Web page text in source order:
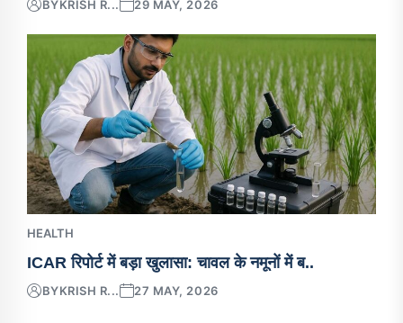
BYKRISH R... 29 MAY, 2026
HEALTH
ICAR रिपोर्ट में बड़ा खुलासा: चावल के नमूनों में ब..
BYKRISH R... 27 MAY, 2026